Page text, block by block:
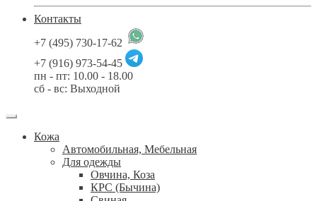
Контакты
+7 (495) 730-17-62
+7 (916) 973-54-45
пн - пт: 10.00 - 18.00
сб - вс: Выходной
Кожа
Автомобильная, Мебельная
Для одежды
Овчина, Коза
КРС (Бычина)